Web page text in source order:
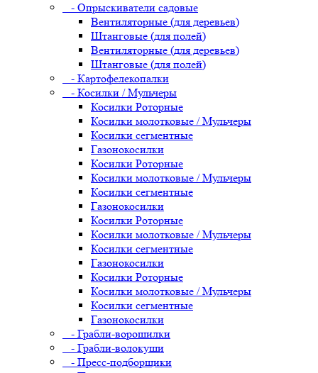
- Опрыскиватели садовые
Вентиляторные (для деревьев)
Штанговые (для полей)
Вентиляторные (для деревьев)
Штанговые (для полей)
- Картофелекопалки
- Косилки / Мульчеры
Косилки Роторные
Косилки молотковые / Мульчеры
Косилки сегментные
Газонокосилки
Косилки Роторные
Косилки молотковые / Мульчеры
Косилки сегментные
Газонокосилки
Косилки Роторные
Косилки молотковые / Мульчеры
Косилки сегментные
Газонокосилки
Косилки Роторные
Косилки молотковые / Мульчеры
Косилки сегментные
Газонокосилки
- Грабли-ворошилки
- Грабли-волокуши
- Пресс-подборщики